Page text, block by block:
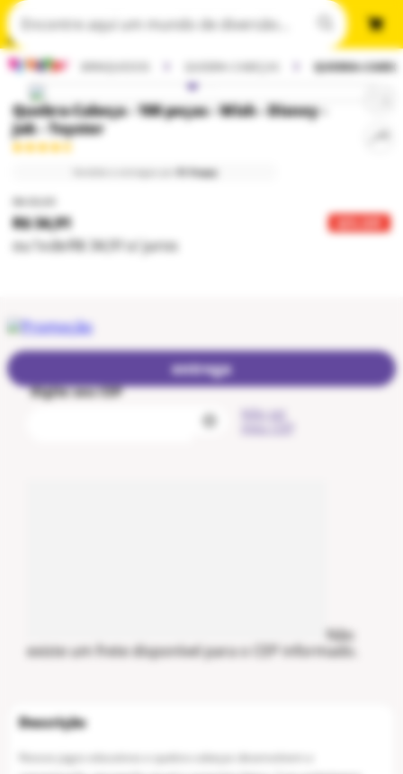
QUEBRA-
Quebra-Cabeça - 100 peças - Wish - Disney -
Jak - Toyster
Ri Happy
R$ 59,99
R$ 34,91
ou 1xdeR$ 34,91 s/ juros
entrega
Digite seu CEP
Não sei
Não
existe um frete disponível para o CEP informado.
Nossos jogos educativos e quebra-cabeças desenvolvem a